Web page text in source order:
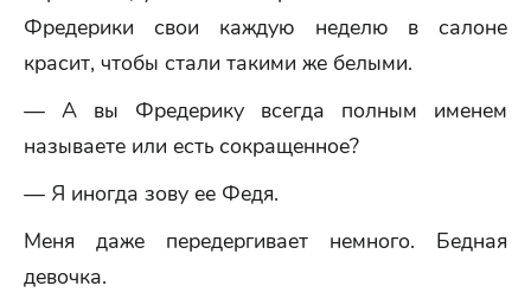
Фредерики свои каждую неделю в салоне
красит, чтобы стали такими же белыми.
— А вы Фредерику всегда полным именем
называете или есть сокращенное?
— Я иногда зову ее Федя.
Меня даже передергивает немного. Бедная
девочка.